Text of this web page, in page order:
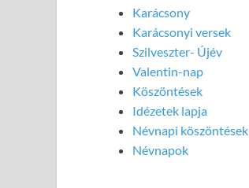
Karácsony
Karácsonyi versek
Szilveszter- Újév
Valentin-nap
Köszöntések
Idézetek lapja
Névnapi köszöntések
Névnapok